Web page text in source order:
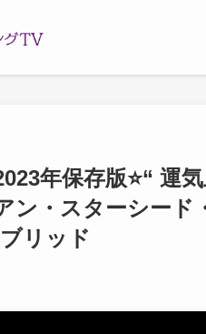
年保存版⭐️“ 運
ン・スターシー
リッド